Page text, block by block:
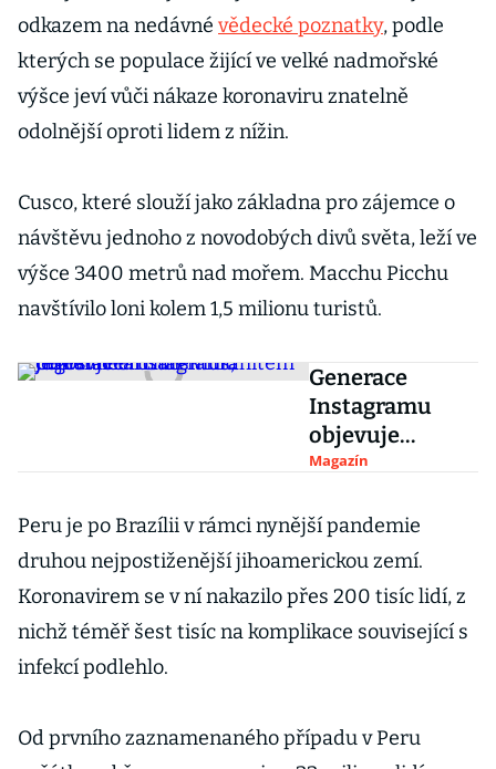
do turistům
zapovězeného
Norilsku
odkazem na nedávné vědecké poznatky, podle
kterých se populace žijící ve velké nadmořské
výšce jeví vůči nákaze koronaviru znatelně
odolnější oproti lidem z nížin.
Cusco, které slouží jako základna pro zájemce o
návštěvu jednoho z novodobých divů světa, leží ve
výšce 3400 metrů nad mořem. Macchu Picchu
navštívilo loni kolem 1,5 milionu turistů.
Generace
Instagramu
objevuje
brutalismus,
architektura
Jugoslávie
Magazín
Peru je po Brazílii v rámci nynější pandemie
druhou nejpostiženější jihoamerickou zemí.
Koronavirem se v ní nakazilo přes 200 tisíc lidí, z
nichž téměř šest tisíc na komplikace související s
infekcí podlehlo.
Od prvního zaznamenaného případu v Peru